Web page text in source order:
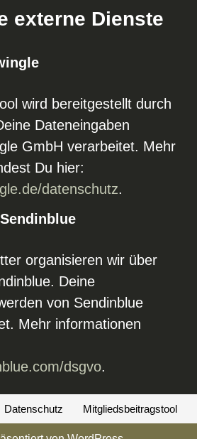
externe Dienste
wird bereitgestellt durch
Dateneingaben
GmbH verarbeitet. Mehr
Du hier:
datenschutz.
organisieren wir über
Deine
von Sendinblue
Mehr informationen
dsgvo.
Datenschutz Mitgliedsbeitragstool